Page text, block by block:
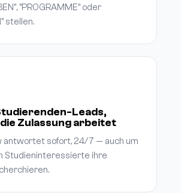
"PROGRAMME" oder
stellen.
Leads,
Zulassung arbeitet
antwortet sofort, 24/7 — auch um
Studieninteressierte ihre